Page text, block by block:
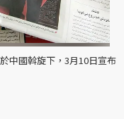
中國斡旋下，3月10日宣布